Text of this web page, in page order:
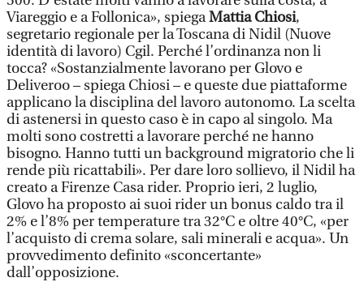
Viareggio e a Follonica», spiegaMattia Chiosi,
segretario regionale per la Toscana di Nidil (Nuove
identità di lavoro) Cgil. Perché l’ordinanza non li
tocca? «Sostanzialmente lavorano per Glovo e
Deliveroo – spiega Chiosi – e queste due piattaforme
applicano la disciplina del lavoro autonomo. La scelta
di astenersi in questo caso è in capo al singolo. Ma
molti sono costretti a lavorare perché ne hanno
bisogno. Hanno tutti un background migratorio che li
rende più ricattabili». Per dare loro sollievo, il Nidil ha
creato a Firenze Casa rider. Proprio ieri, 2 luglio,
Glovo ha proposto ai suoi rider un bonus caldo tra il
2% e l’8% per temperature tra 32°C e oltre 40°C, «per
l’acquisto di crema solare, sali minerali e acqua». Un
provvedimento definito «sconcertante»
dall’opposizione.